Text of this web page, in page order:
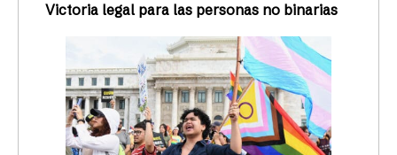
Victoria legal para las personas no binarias